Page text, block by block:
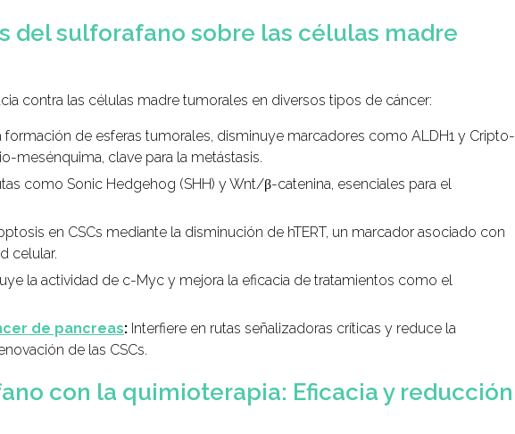
del sulforafano sobre las células madre
contra las células madre tumorales en diversos tipos de cáncer:
formación de esferas tumorales, disminuye marcadores como ALDH1 y Cripto-
mesénquima, clave para la metástasis.
como Sonic Hedgehog (SHH) y Wnt/β-catenina, esenciales para el
en CSCs mediante la disminución de hTERT, un marcador asociado con
celular.
la actividad de c-Myc y mejora la eficacia de tratamientos como el
de pancreas: Interfiere en rutas señalizadoras críticas y reduce la
de las CSCs.
con la quimioterapia: Eficacia y reducción